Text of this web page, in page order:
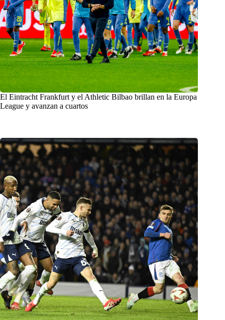
El Eintracht Frankfurt y el Athletic Bilbao brillan en la Europa
League y avanzan a cuartos